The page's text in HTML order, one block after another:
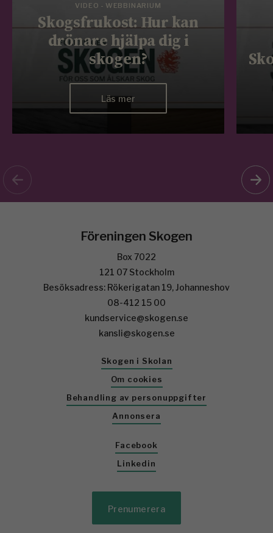
VIDEO - WEBBINARIUM
Skogsfrukost: Hur kan
drönare hjälpa dig i
skogen?
Läs mer
Föreningen Skogen
Box 7022
121 07 Stockholm
Besöksadress: Rökerigatan 19, Johanneshov
08-412 15 00
kundservice@skogen.se
kansli@skogen.se
Skogen i Skolan
Om cookies
Behandling av personuppgifter
Annonsera
Facebook
Linkedin
Prenumerera